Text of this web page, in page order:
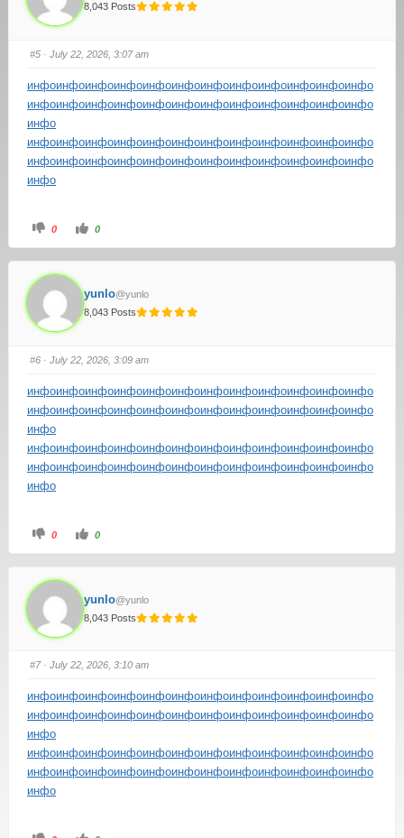
8,043 Posts
#5 · July 22, 2026, 3:07 am
инфоинфоинфоинфоинфоинфоинфоинфоинфоинфоинфоинфо
инфоинфоинфоинфоинфоинфоинфоинфоинфоинфоинфоинфо
инфо
инфоинфоинфоинфоинфоинфоинфоинфоинфоинфоинфоинфо
инфоинфоинфоинфоинфоинфоинфоинфоинфоинфоинфоинфо
инфо
0 0
yunlo@yunlo
8,043 Posts
#6 · July 22, 2026, 3:09 am
инфоинфоинфоинфоинфоинфоинфоинфоинфоинфоинфоинфо
инфоинфоинфоинфоинфоинфоинфоинфоинфоинфоинфоинфо
инфо
инфоинфоинфоинфоинфоинфоинфоинфоинфоинфоинфоинфо
инфоинфоинфоинфоинфоинфоинфоинфоинфоинфоинфоинфо
инфо
0 0
yunlo@yunlo
8,043 Posts
#7· July 22, 2026, 3:10 am
инфоинфоинфоинфоинфоинфоинфоинфоинфоинфоинфоинфо
инфоинфоинфоинфоинфоинфоинфоинфоинфоинфоинфоинфо
инфо
инфоинфоинфоинфоинфоинфоинфоинфоинфоинфоинфоинфо
инфоинфоинфоинфоинфоинфоинфоинфоинфоинфоинфоинфо
инфо